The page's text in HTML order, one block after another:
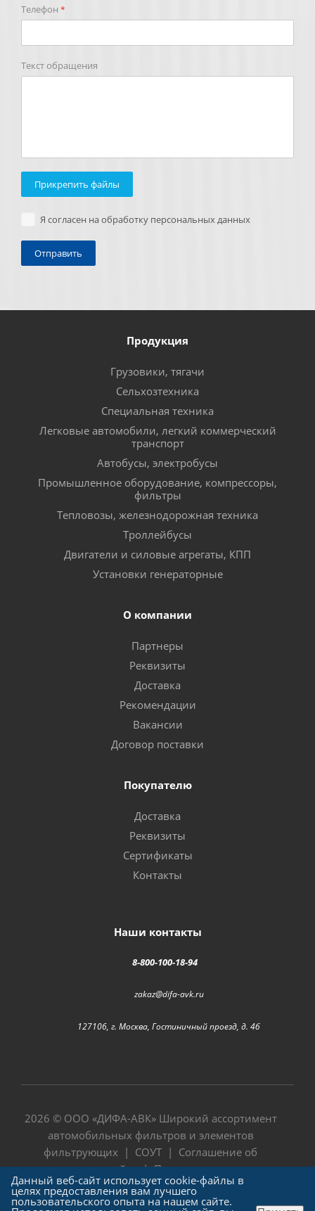
Телефон *
Текст обращения
Прикрепить файлы
Я согласен на обработку персональных данных
Продукция
Грузовики, тягачи
Сельхозтехника
Специальная техника
Легковые автомобили, легкий коммерческий
транспорт
Автобусы, электробусы
Промышленное оборудование, компрессоры,
фильтры
Тепловозы, железнодорожная техника
Троллейбусы
Двигатели и силовые агрегаты, КПП
Установки генераторные
О компании
Партнеры
Реквизиты
Доставка
Рекомендации
Вакансии
Договор поставки
Покупателю
Доставка
Реквизиты
Сертификаты
Контакты
Наши контакты
8-800-100-18-94
zakaz@difa-avk.ru
127106, г. Москва, Гостиничный проезд, д. 4б
2026 © ООО «ДИФА-АВК» Широкий ассортимент
автомобильных фильтров и элементов
фильтрующих | СОУТ | Соглашение об
использовании сайта|Политика в отношении
обработки персональных данных
Данный веб-сайт использует cookie-файлы в
целях предоставления вам лучшего
пользовательского опыта на нашем сайте.